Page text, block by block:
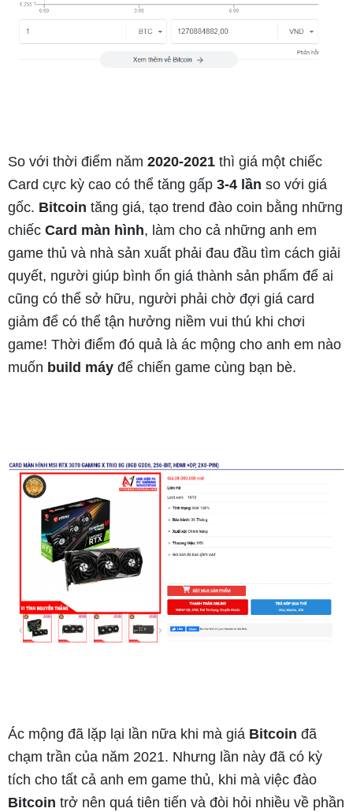
So với thời điểm năm 2020-2021 thì giá một chiếc
Card cực kỳ cao có thể tăng gấp 3-4 lần so với giá
gốc. Bitcoin tăng giá, tạo trend đào coin bằng những
chiếc Card màn hình, làm cho cả những anh em
game thủ và nhà sản xuất phải đau đầu tìm cách giải
quyết, người giúp bình ổn giá thành sản phẩm để ai
cũng có thể sở hữu, người phải chờ đợi giá card
giảm để có thể tận hưởng niềm vui thú khi chơi
game! Thời điểm đó quả là ác mộng cho anh em nào
muốn build máy để chiến game cùng bạn bè.
Ác mộng đã lặp lại lần nữa khi mà giá Bitcoin đã
chạm trần của năm 2021. Nhưng lần này đã có kỳ
tích cho tất cả anh em game thủ, khi mà việc đào
Bitcoin trở nên quá tiên tiến và đòi hỏi nhiều về phần